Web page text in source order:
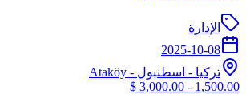
الإدارة
2025-10-08
تركيا - اسطنبول - Ataköy
1,500.00 - 3,000.00 $